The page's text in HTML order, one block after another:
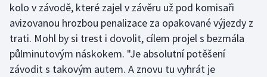
Lezení
Lyže a snowboard
Moderní pětiboj
kolo v závodě, které zajel v závěru už pod komisaři
avizovanou hrozbou penalizace za opakované výjezdy z
trati. Mohl by si trest i dovolit, cílem projel s bezmála
půlminutovým náskokem. "Je absolutní potěšení
závodit s takovým autem. A znovu tu vyhrát je